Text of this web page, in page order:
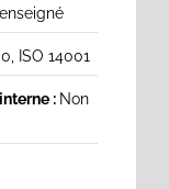
ISO 14001
: Non